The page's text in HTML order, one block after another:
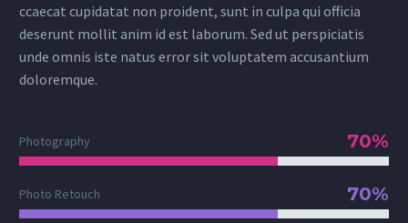
ccaecat cupidatat non proident, sunt in culpa qui officia
deserunt mollit anim id est laborum. Sed ut perspiciatis
unde omnis iste natus error sit voluptatem accusantium
doloremque.
Photography 70%
Photo Retouch 70%